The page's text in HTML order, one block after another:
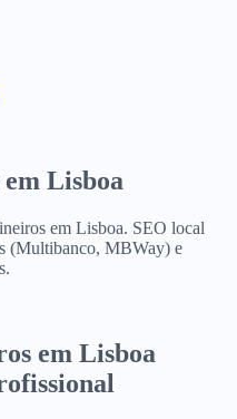
em Lisboa
em Lisboa. SEO local
(Multibanco, MBWay) e
em Lisboa